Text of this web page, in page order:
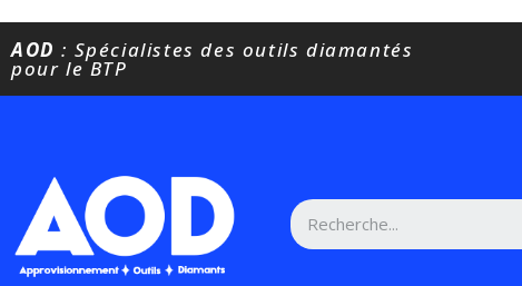
AOD : Spécialistes des outils diamantés
pour le BTP